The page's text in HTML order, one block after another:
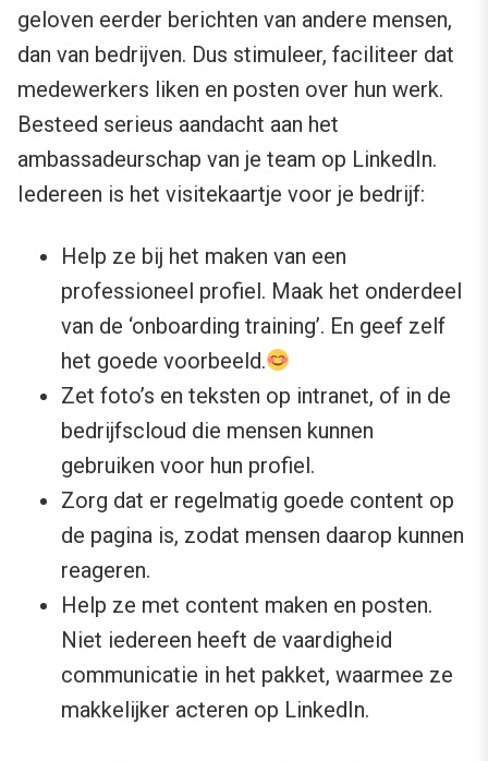
geloven eerder berichten van andere mensen,
dan van bedrijven. Dus stimuleer, faciliteer dat
medewerkers liken en posten over hun werk.
Besteed serieus aandacht aan het
ambassadeurschap van je team op LinkedIn.
Iedereen is het visitekaartje voor je bedrijf:
Help ze bij het maken van een
professioneel profiel. Maak het onderdeel
van de ‘onboarding training’. En geef zelf
het goede voorbeeld.
Zet foto’s en teksten op intranet, of in de
bedrijfscloud die mensen kunnen
gebruiken voor hun profiel.
Zorg dat er regelmatig goede content op
de pagina is, zodat mensen daarop kunnen
reageren.
Help ze met content maken en posten.
Niet iedereen heeft de vaardigheid
communicatie in het pakket, waarmee ze
makkelijker acteren op LinkedIn.